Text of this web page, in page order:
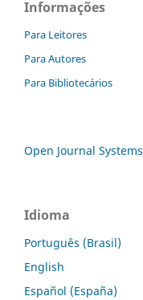
Informações
Para Leitores
Para Autores
Para Bibliotecários
Open Journal Systems
Idioma
Português (Brasil)
English
Español (España)